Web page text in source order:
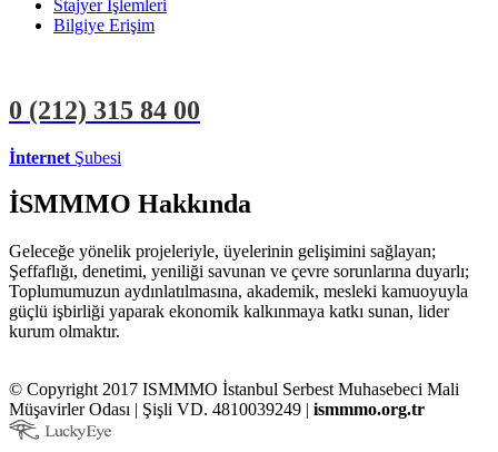
Stajyer İşlemleri
Bilgiye Erişim
0 (212) 315 84 00
İnternet Şubesi
İSMMMO Hakkında
Geleceğe yönelik projeleriyle, üyelerinin gelişimini sağlayan;
Şeffaflığı, denetimi, yeniliği savunan ve çevre sorunlarına duyarlı;
Toplumumuzun aydınlatılmasına, akademik, mesleki kamuoyuyla
güçlü işbirliği yaparak ekonomik kalkınmaya katkı sunan, lider
kurum olmaktır.
© Copyright 2017 ISMMMO İstanbul Serbest Muhasebeci Mali
Müşavirler Odası | Şişli VD. 4810039249 | ismmmo.org.tr